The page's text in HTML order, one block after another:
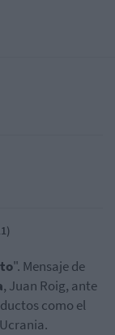
". Mensaje de
, Juan Roig, ante
como el